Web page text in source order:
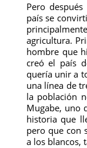
Pero
país se
agricultura.
hombre que
creó el país
quería unir a
una línea de
la población
Mugabe, uno
historia que
pero que con
a los blancos,